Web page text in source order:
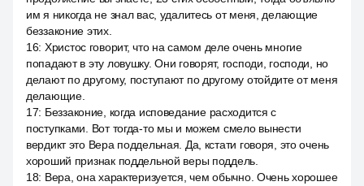
им я никогда не знал вас, удалитесь от меня, делающие
беззаконие этих.
16: Христос говорит, что на самом деле очень многие
попадают в эту ловушку. Они говорят, господи, господи, но
делают по другому, поступают по другому отойдите от меня
делающие.
17: Беззаконие, когда исповедание расходится с
поступками. Вот тогда-то мы и можем смело вынести
вердикт это Вера поддельная. Да, кстати говоря, это очень
хороший признак поддельной веры поддель.
18: Вера, она характеризуется, чем обычно. Очень хорошее